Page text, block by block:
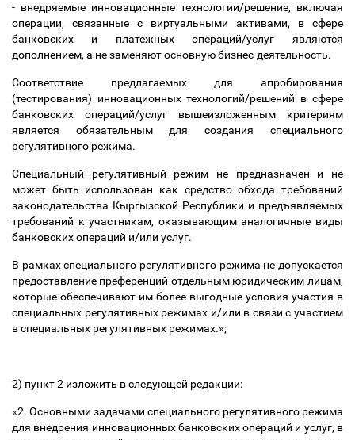
- внедряемые инновационные технологии/решение, включая
операции, связанные с виртуальными активами, в сфере
банковских и платежных операций/услуг являются
дополнением, а не заменяют основную бизнес-деятельность.
Соответствие предлагаемых для апробирования
(тестирования) инновационных технологий/решений в сфере
банковских операций/услуг вышеизложенным критериям
является обязательным для создания специального
регулятивного режима.
Специальный регулятивный режим не предназначен и не
может быть использован как средство обхода требований
законодательства Кыргызской Республики и предъявляемых
требований к участникам, оказывающим аналогичные виды
банковских операций и/или услуг.
В рамках специального регулятивного режима не допускается
предоставление преференций отдельным юридическим лицам,
которые обеспечивают им более выгодные условия участия в
специальных регулятивных режимах и/или в связи с участием
в специальных регулятивных режимах.»;
2) пункт 2 изложить в следующей редакции:
«2. Основными задачами специального регулятивного режима
для внедрения инновационных банковских операций и услуг, в